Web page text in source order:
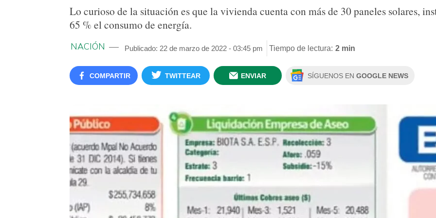
Lo curioso de la situación es que la vivienda cuenta con más de 30 paneles solares,
65 % el consumo de energía.
NACIÓN Publicado: 22 de marzo de 2022 - 03:45 pm Tiempo de lectura: 2 min
COMPARTIR TWITTEAR ENVIAR SÍGUENOS EN GOOGLE NEWS